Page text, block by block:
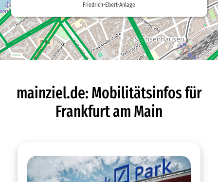
Friedrich-Ebert-Anlage
mainziel.de: Mobilitätsinfos für
Frankfurt am Main